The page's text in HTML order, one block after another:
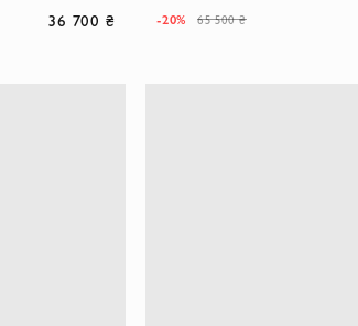
36 700 ₴ -20% 65 500 ₴